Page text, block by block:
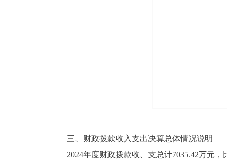
三、财政拨款收入支出决算总体情况说明
2024年度财政拨款收、支总计7035.42万元，